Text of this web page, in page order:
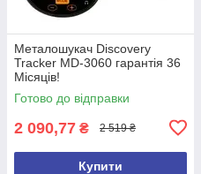
Металошукач Discovery
Tracker MD-3060 гарантія 36
Місяців!
Готово до відправки
2 090,77 ₴ 2 519 ₴
Купити